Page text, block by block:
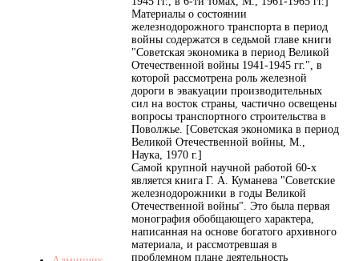
Материалы о состоянии
железнодорожного транспорта в период
войны содержатся в седьмой главе книги
"Советская экономика в период Великой
Отечественной войны 1941-1945 гг.", в
которой рассмотрена роль железной
дороги в эвакуации производительных
сил на восток страны, частично освещены
вопросы транспортного строительства в
Поволжье. [Советская экономика в период
Великой Отечественной войны, М.,
Наука, 1970 г.]
Самой крупной научной работой 60-х
является книга Г. А. Куманева "Советские
железнодорожники в годы Великой
Отечественной войны". Это была первая
монография обобщающего характера,
написанная на основе богатого архивного
материала, и рассмотревшая в
проблемном плане деятельность